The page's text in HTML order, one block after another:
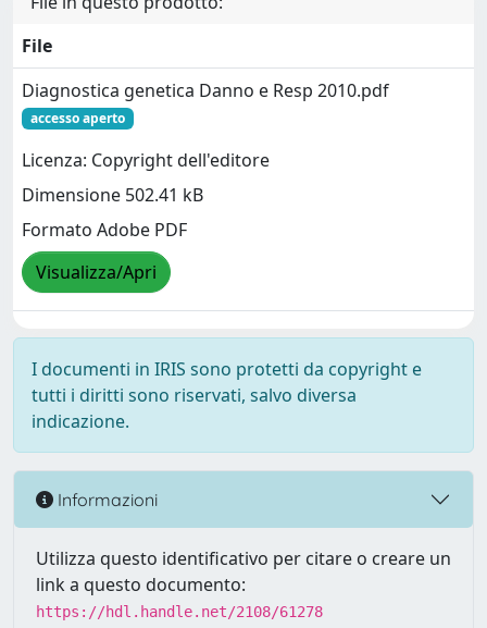
File
Diagnostica genetica Danno e Resp 2010.pdf
accesso aperto
Licenza: Copyright dell'editore
Dimensione 502.41 kB
Formato Adobe PDF
Visualizza/Apri
I documenti in IRIS sono protetti da copyright e
tutti i diritti sono riservati, salvo diversa
indicazione.
Informazioni
Utilizza questo identificativo per citare o creare un
link a questo documento:
https://hdl.handle.net/2108/61278